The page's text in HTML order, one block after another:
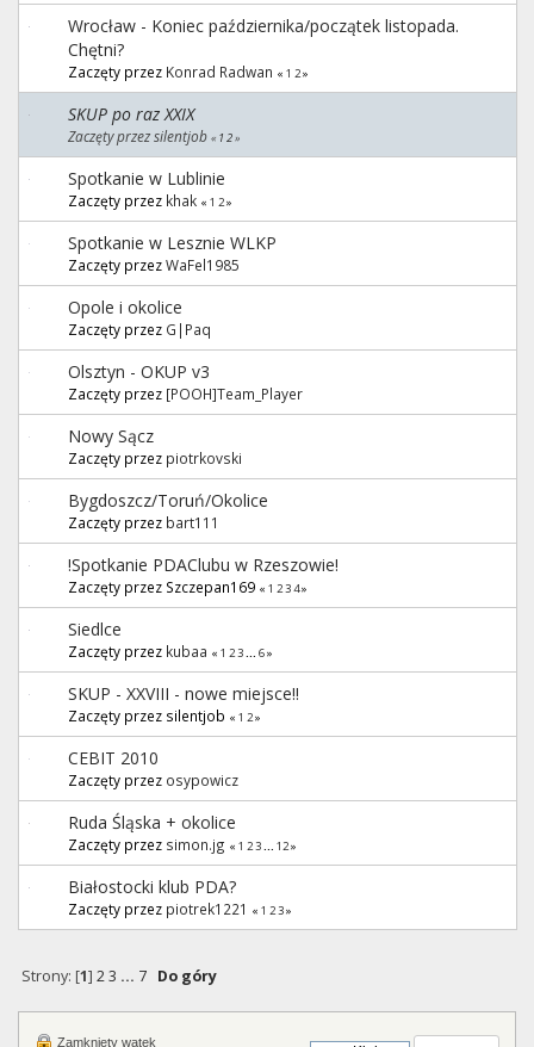
Wrocław - Koniec października/początek listopada.
Chętni?
Zaczęty przez Konrad Radwan « 1 2»
SKUP po raz XXIX
Zaczęty przez silentjob « 1 2»
Spotkanie w Lublinie
Zaczęty przez khak « 1 2»
Spotkanie w Lesznie WLKP
Zaczęty przezWaFel1985
Opole i okolice
Zaczęty przez G|Paq
Olsztyn - OKUP v3
Zaczęty przez [POOH]Team_Player
Nowy Sącz
Zaczęty przez piotrkovski
Bygdoszcz/Toruń/Okolice
Zaczęty przez bart111
!Spotkanie PDAClubu w Rzeszowie!
Zaczęty przez Szczepan169 « 1 234»
Siedlce
Zaczęty przez kubaa « 1 23... 6»
SKUP - XXVIII - nowe miejsce!!
Zaczęty przez silentjob « 1 2»
CEBIT 2010
Zaczęty przez osypowicz
Ruda Śląska + okolice
Zaczęty przez simon.jg « 1 23... 12»
Białostocki klub PDA?
Zaczęty przez piotrek1221 « 1 23»
Strony: [1] 2 3 ... 7 Do góry
Zamknięty wątek